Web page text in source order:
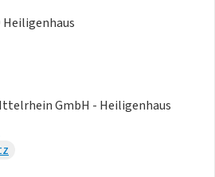
Euro 6e
Key
Heiligenhaus
GmbH - Heiligenhaus